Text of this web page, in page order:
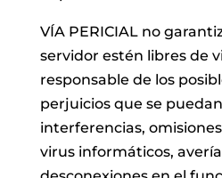
VÍA PERICIAL no
servidor estén libres de
responsable de los
perjuicios que se
interferencias,
virus informáticos,